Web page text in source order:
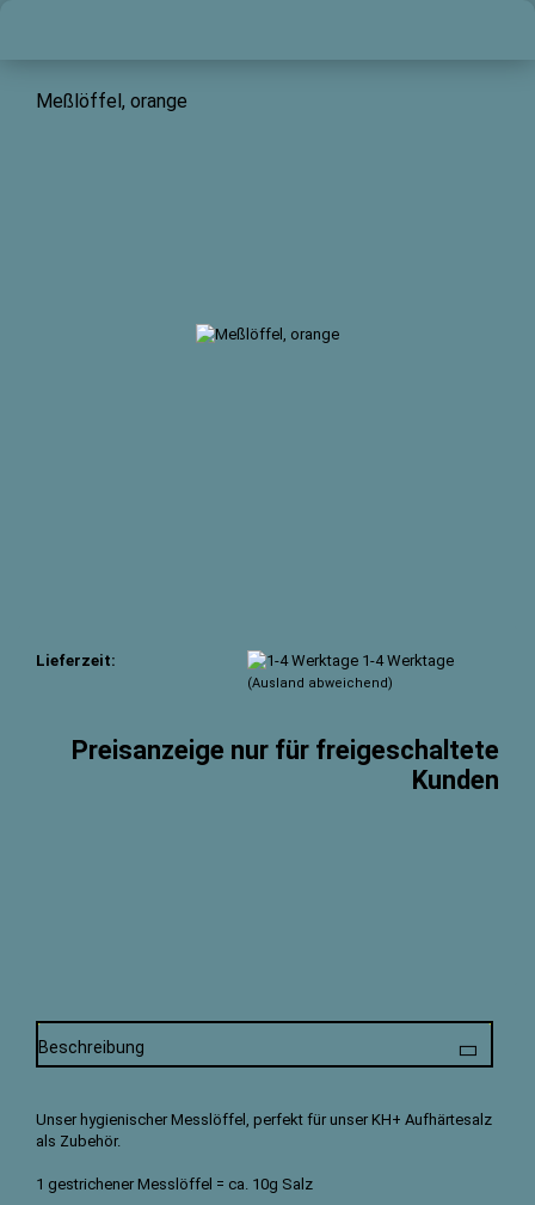
Meßlöffel, orange
Lieferzeit: 1-4 Werktage
(Ausland abweichend)
Preisanzeige nur für freigeschaltete
Kunden
Beschreibung
Unser hygienischer Messlöffel, perfekt für unser KH+ Aufhärtesalz
als Zubehör.
1 gestrichener Messlöffel = ca. 10g Salz